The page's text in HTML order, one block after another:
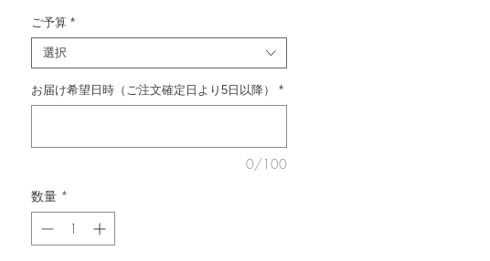
うか。
全てのギフトアレンジメントはCuriosity
らしくナチュラルで優しい雰囲気に仕上
げています。
瓶がなくても、そのまま飾っていただけ
ご予算 *
選択
お届け希望日時（ご注文確定日より5日以降） *
0/100
数量 *